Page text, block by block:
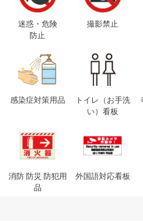
迷惑・危険
防止
撮影禁止
感染症対策用品
トイレ（お手洗
い）看板
消防 防災 防犯用
品
外国語対応看板